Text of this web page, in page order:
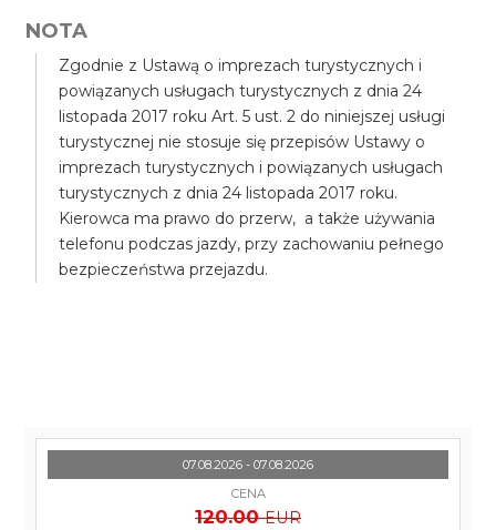
NOTA
Zgodnie z Ustawą o imprezach turystycznych i
powiązanych usługach turystycznych z dnia 24
listopada 2017 roku Art. 5 ust. 2 do niniejszej usługi
turystycznej nie stosuje się przepisów Ustawy o
imprezach turystycznych i powiązanych usługach
turystycznych z dnia 24 listopada 2017 roku.
Kierowca ma prawo do przerw, a także używania
telefonu podczas jazdy, przy zachowaniu pełnego
bezpieczeństwa przejazdu.
07.08.2026 - 07.08.2026
CENA
120.00 EUR